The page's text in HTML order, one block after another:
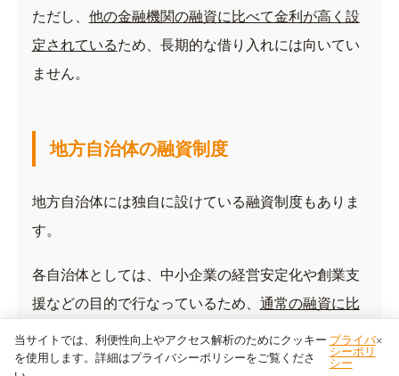
ただし、 他の金融機関の融資に比べて金利が高く設
定されているため、長期的な借り入れには向いてい
ません。
地方自治体の融資制度
地方自治体には独自に設けている融資制度もありま
す。
各自治体としては、中小企業の経営安定化や創業支
援などの目的で行なっているため、 通常の融資に比
べて、中小企業が比較的低金利で融資を受けやすく
なっているのです。
×
当サイトでは、利便性向上やアクセス解析のためにクッキー
を使用します。詳細はプライバシーポリシーをご覧くださ
プライバ
シーポリ
シー